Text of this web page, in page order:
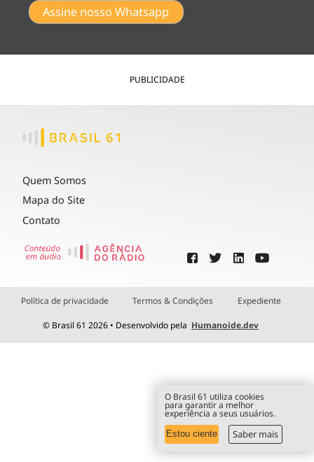
Assine nosso Whatsapp
PUBLICIDADE
Quem Somos
Mapa do Site
Contato
Política de privacidade Termos & Condições Expediente
© Brasil 61 2026 • Desenvolvido pela Humanoide.dev
O Brasil 61 utiliza cookies
para garantir a melhor
experiência a seus usuários.
Estou ciente Saber mais